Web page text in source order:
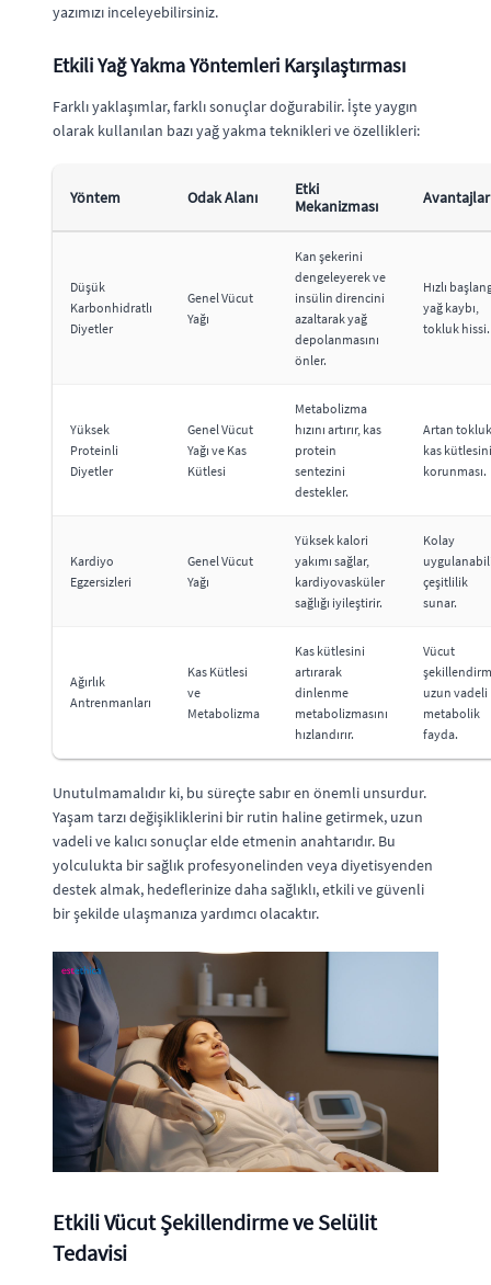
yazımızı inceleyebilirsiniz.
Etkili Yağ Yakma Yöntemleri Karşılaştırması
Farklı yaklaşımlar, farklı sonuçlar doğurabilir. İşte yaygın
olarak kullanılan bazı yağ yakma teknikleri ve özellikleri:
Yöntem Odak Alanı
Etki
Mekanizması
Düşük
Karbonhidratlı
Diyetler
Genel Vücut
Yağı
Kan şekerini
dengeleyerek ve
insülin direncini
azaltarak yağ
depolanmasını
önler.
Hızlı
yağ kaybı,
tokluk hissi.
Yüksek
Proteinli
Diyetler
Genel Vücut
Yağı ve Kas
Kütlesi
Metabolizma
hızını artırır, kas
protein
sentezini
destekler.
Artan
kas
korunması.
Kardiyo
Egzersizleri
Genel Vücut
Yağı
Yüksek kalori
yakımı sağlar,
kardiyovasküler
sağlığı iyileştirir.
Kolay
çeşitlilik
sunar.
Ağırlık
Antrenmanları
Kas Kütlesi
ve
Metabolizma
Kas kütlesini
artırarak
dinlenme
metabolizmasını
hızlandırır.
Vücut
uzun vadeli
metabolik
fayda.
Unutulmamalıdır ki, bu süreçte sabır en önemli unsurdur.
Yaşam tarzı değişikliklerini bir rutin haline getirmek, uzun
vadeli ve kalıcı sonuçlar elde etmenin anahtarıdır. Bu
yolculukta bir sağlık profesyonelinden veya diyetisyenden
destek almak, hedeflerinize daha sağlıklı, etkili ve güvenli
bir şekilde ulaşmanıza yardımcı olacaktır.
Etkili Vücut Şekillendirme ve Selülit
Tedavisi